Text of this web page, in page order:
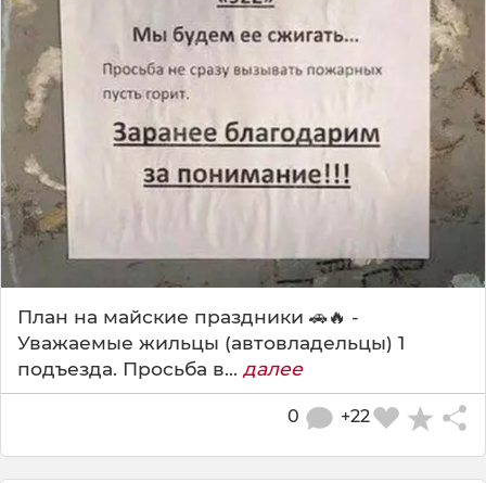
План на майские праздники 🚗🔥 -
Уважаемые жильцы (автовладельцы) 1
подъезда. Просьба в... далее
+22
0